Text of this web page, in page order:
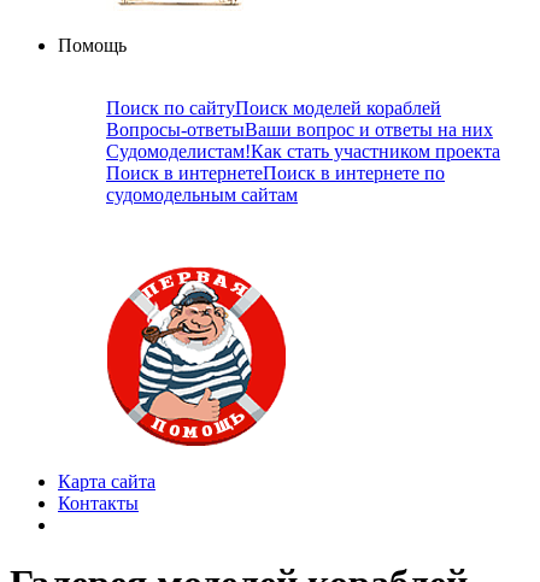
Помощь
Поиск по сайтуПоиск моделей кораблей
Вопросы-ответыВаши вопрос и ответы на них
Судомоделистам!Как стать участником проекта
Поиск в интернетеПоиск в интернете по
судомодельным сайтам
Карта сайта
Контакты